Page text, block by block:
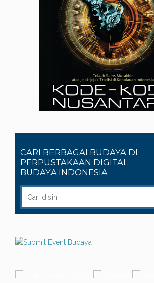
CARI BERBAGAI BUDAYA DI
PERPUSTAKAAN DIGITAL
BUDAYA INDONESIA